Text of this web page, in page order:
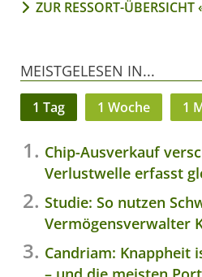
ZUR RESSORT-ÜBERSICHT
MEISTGELESEN IN...
1 Tag 1 Woche 1
Chip-Ausverkauf
Verlustwelle erfasst
Studie: So nutzen
Vermögensverwalter
Candriam: Knappheit